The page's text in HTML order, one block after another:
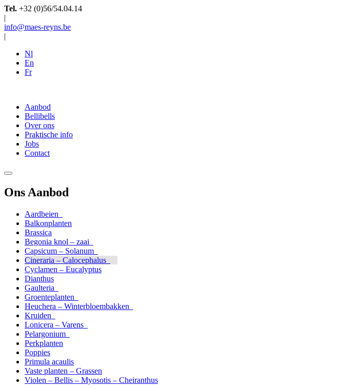
Tel. +32 (0)56/54.04.14
|
info@maes-reyns.be
|
Nl
En
Fr
Aanbod
Bellibells
Over ons
Praktische info
Jobs
Contact
Ons Aanbod
Aardbeien
Balkonplanten
Brassica
Begonia knol – zaai
Capsicum – Solanum
Cineraria – Calocephalus
Cyclamen – Eucalyptus
Dianthus
Gaulteria
Groenteplanten
Heuchera – Winterbloembakken
Kruiden
Lonicera – Varens
Pelargonium
Perkplanten
Poppies
Primula acaulis
Vaste planten – Grassen
Violen – Bellis – Myosotis – Cheiranthus